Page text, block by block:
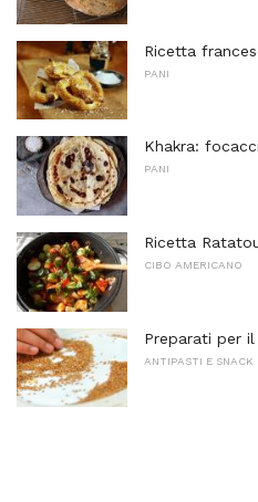
Ricetta
PANI
Khakra:
PANI
Ricetta
CIBO AMERICANO
Preparati per
ANTIPASTI E SNACK